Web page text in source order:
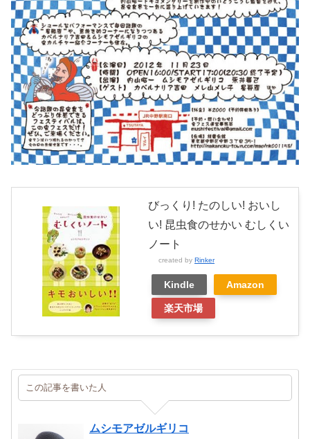
びっくり! たのしい! おいし
い! 昆虫食のせかい むしくい
ノート
created by Rinker
Kindle Amazon
楽天市場
この記事を書いた人
ムシモアゼルギリコ